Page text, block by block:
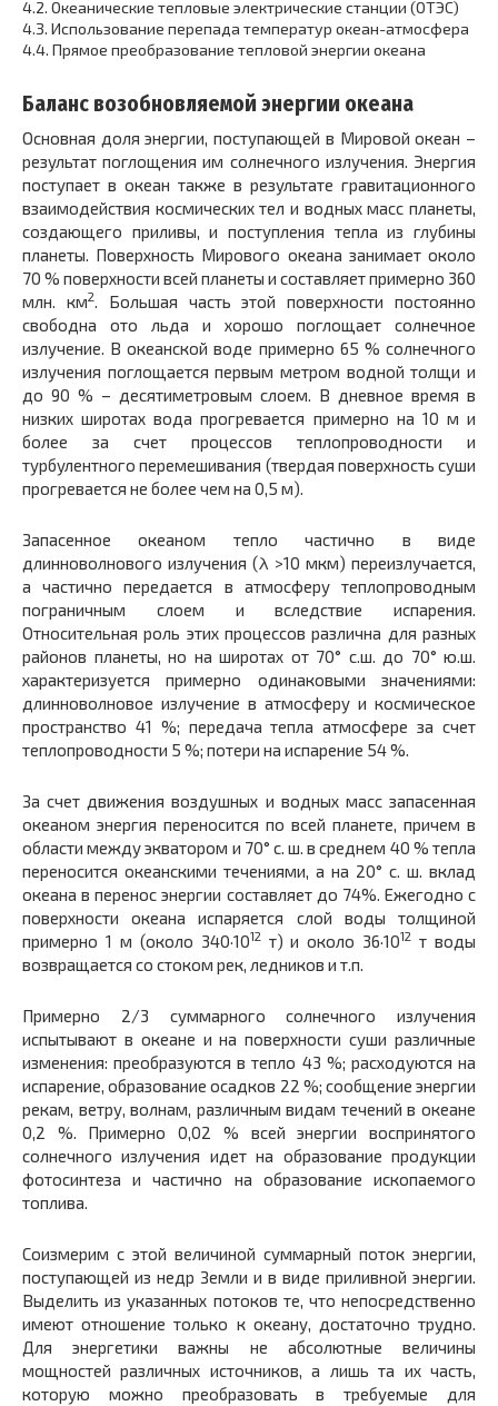
4.2. Океанические тепловые электрические станции (ОТЭС)
4.3. Использование перепада температур океан-атмосфера
4.4. Прямое преобразование тепловой энергии океана
Баланс возобновляемой энергии океана
Основная доля энергии, поступающей в Мировой океан –
результат поглощения им солнечного излучения. Энергия
поступает в океан также в результате гравитационного
взаимодействия космических тел и водных масс планеты,
создающего приливы, и поступления тепла из глубины
планеты. Поверхность Мирового океана занимает около
70 % поверхности всей планеты и составляет примерно 360
млн. км2. Большая часть этой поверхности постоянно
свободна ото льда и хорошо поглощает солнечное
излучение. В океанской воде примерно 65 % солнечного
излучения поглощается первым метром водной толщи и
до 90 % – десятиметровым слоем. В дневное время в
низких широтах вода прогревается примерно на 10 м и
более за счет процессов теплопроводности и
турбулентного перемешивания (твердая поверхность суши
прогревается не более чем на 0,5 м).
Запасенное океаном тепло частично в виде
длинноволнового излучения (λ >10 мкм) переизлучается,
а частично передается в атмосферу теплопроводным
пограничным слоем и вследствие испарения.
Относительная роль этих процессов различна для разных
районов планеты, но на широтах от 70° с.ш. до 70° ю.ш.
характеризуется примерно одинаковыми значениями:
длинноволновое излучение в атмосферу и космическое
пространство 41 %; передача тепла атмосфере за счет
теплопроводности 5 %; потери на испарение 54 %.
За счет движения воздушных и водных масс запасенная
океаном энергия переносится по всей планете, причем в
области между экватором и 70° с. ш. в среднем 40 % тепла
переносится океанскими течениями, а на 20° с. ш. вклад
океана в перенос энергии составляет до 74%. Ежегодно с
поверхности океана испаряется слой воды толщиной
примерно 1 м (около 340·1012т) и около 36·1012
т воды
возвращается со стоком рек, ледников и т.п.
Примерно 2/3 суммарного солнечного излучения
испытывают в океане и на поверхности суши различные
изменения: преобразуются в тепло 43 %; расходуются на
испарение, образование осадков 22 %; сообщение энергии
рекам, ветру, волнам, различным видам течений в океане
0,2 %. Примерно 0,02 % всей энергии воспринятого
солнечного излучения идет на образование продукции
фотосинтеза и частично на образование ископаемого
топлива.
Соизмерим с этой величиной суммарный поток энергии,
поступающей из недр Земли и в виде приливной энергии.
Выделить из указанных потоков те, что непосредственно
имеют отношение только к океану, достаточно трудно.
Для энергетики важны не абсолютные величины
мощностей различных источников, а лишь та их часть,
которую можно преобразовать в требуемые для